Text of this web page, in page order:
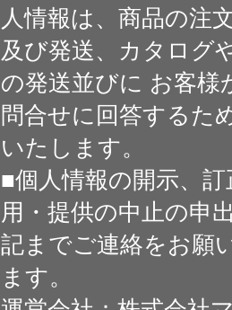
人情報は、商品の注
及び発送、カタログ
の発送並びに お客様
問合せに回答するた
いたします。
■個人情報の開示、
用・提供の中止の申
記までご連絡をお願
ます。